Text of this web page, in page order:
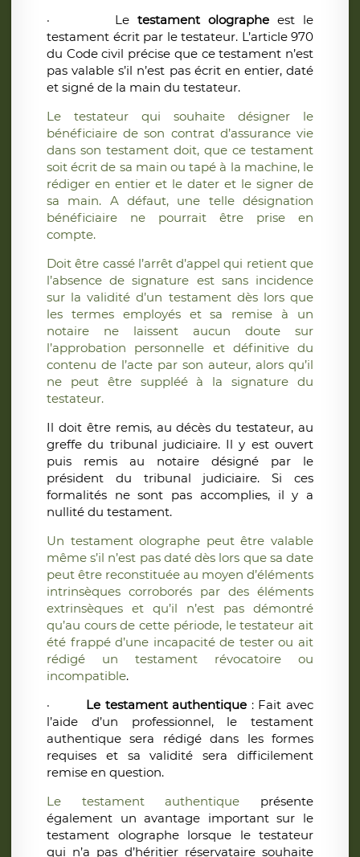
·
Letestament olographeest le
testament écrit par le testateur. L’article 970
du Code civil précise que ce testament n’est
pas valable s’il n’est pas écrit en entier, daté
et signé de la main du testateur.
Le testateur qui souhaite désigner le
bénéficiaire de son contrat d’assurance vie
dans son testament doit, que ce testament
soit écrit de sa main ou tapé à la machine, le
rédiger en entier et le dater et le signer de
sa main. A défaut, une telle désignation
bénéficiaire ne pourrait être prise en
compte.
Doit être cassé l’arrêt d’appel qui retient que
l’absence de signature est sans incidence
sur la validité d’un testament dès lors que
les termes employés et sa remise à un
notaire ne laissent aucun doute sur
l’approbation personnelle et définitive du
contenu de l’acte par son auteur, alors qu’il
ne peut être suppléé à la signature du
testateur.
Il doit être remis, au décès du testateur, au
greffe du tribunal judiciaire. Il y est ouvert
puis remis au notaire désigné par le
président du tribunal judiciaire. Si ces
formalités ne sont pas accomplies, il y a
nullité du testament.
Un testament olographe peut être valable
même s’il n’est pas daté dès lors que sa date
peut être reconstituée au moyen d’éléments
intrinsèques corroborés par des éléments
extrinsèques et qu’il n’est pas démontré
qu’au cours de cette période, le testateur ait
été frappé d’une incapacité de tester ou ait
rédigé un testament révocatoire ou
incompatible.
·
Le testament authentique : Fait avec
l’aide d’un professionnel, le testament
authentique sera rédigé dans les formes
requises et sa validité sera difficilement
remise en question.
Le testament authentique présente
également un avantage important sur le
testament olographe lorsque le testateur
qui n’a pas d’héritier réservataire souhaite